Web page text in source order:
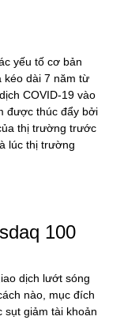
yếu tố cơ bản
kéo dài 7 năm từ
COVID-19 vào
được thúc đẩy bởi
thị trường trước
lúc thị trường
100
dịch lướt sóng
nào, mục đích
sụt giảm tài khoản